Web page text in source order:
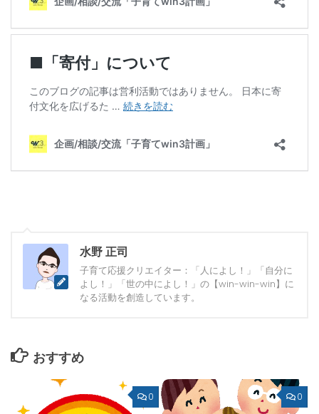
水野 正司
子育て応援クリエイター：「人によし！」「自分に
よし！」「世の中によし！」の【win-win-win】に
なる活動を創造しています。
おすすめ
0 0